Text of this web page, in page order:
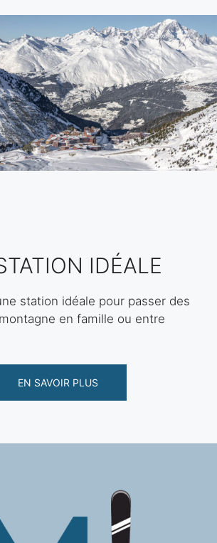
IDÉALE
station idéale pour passer des
en famille ou entre
EN SAVOIR PLUS